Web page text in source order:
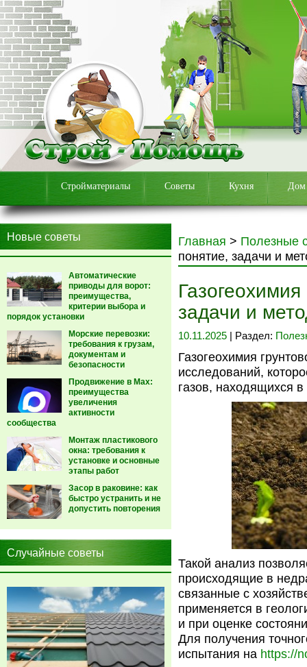
Стройматериалы Советы Кухня Дом
Новые советы
Автоматические
приводы для ворот:
преимущества,
критерии выбора и
порядок установки
Морские перевозки:
требования к грузам,
документам и
безопасности
Продвижение в Max:
преимущества
увеличения
активности
сообщества
Монтаж пластикового
окна: требования к
установке и основные
этапы работ
Засор в раковине: как
быстро устранить и не
допустить повторения
Случайные советы
Главная > Полезные
понятие, задачи и
задачи и
10.11.2025 | Раздел:
Газогеохимия
исследований,
газов, находящихся в
Такой анализ
происходящие в
связанные с
применяется в
и при оценке
Для получения
испытания на https://